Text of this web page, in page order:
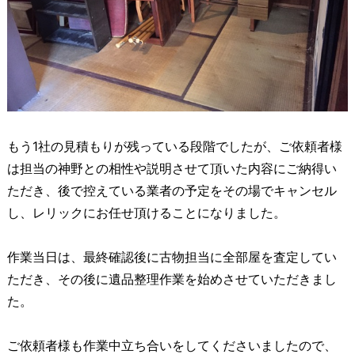
もう1社の見積もりが残っている段階でしたが、ご依頼者様
は担当の神野との相性や説明させて頂いた内容にご納得い
ただき、後で控えている業者の予定をその場でキャンセル
し、レリックにお任せ頂けることになりました。
作業当日は、最終確認後に古物担当に全部屋を査定してい
ただき、その後に遺品整理作業を始めさせていただきまし
た。
ご依頼者様も作業中立ち合いをしてくださいましたので、